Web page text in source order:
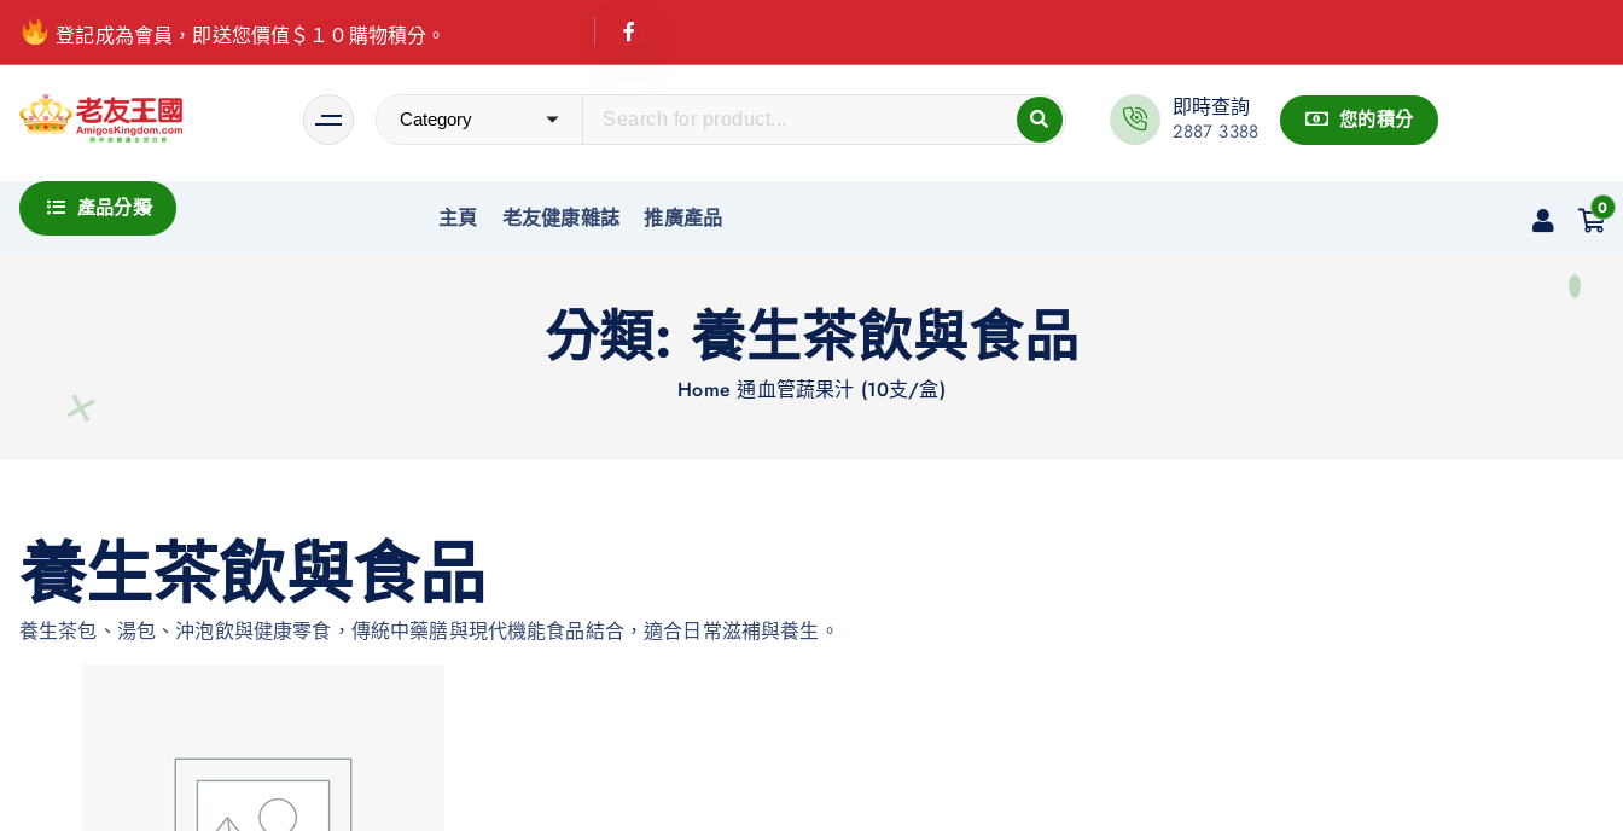
登記成為會員，即送您價值＄１０購物積分。
即時查詢
2887 3388 您的積分
產品分類 主頁 老友健康雜誌 推廣產品 0
分類: 養生茶飲與食品
Home 通血管蔬果汁 (10支/盒)
養生茶飲與食品
養生茶包、湯包、沖泡飲與健康零食，傳統中藥膳與現代機能食品結合，適合日常滋補與養生。